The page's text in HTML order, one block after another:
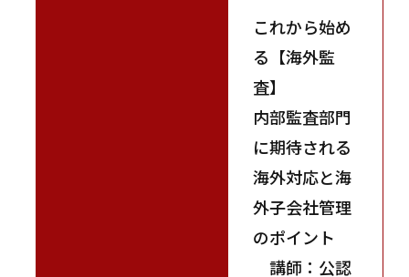
これから始め
る【海外監
査】
内部監査部門
に期待される
海外対応と海
外子会社管理
のポイント
講師：公認